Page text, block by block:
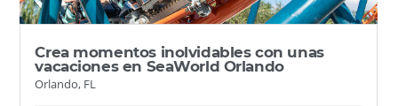
Crea momentos inolvidables con unas
vacaciones en SeaWorld Orlando
Orlando, FL